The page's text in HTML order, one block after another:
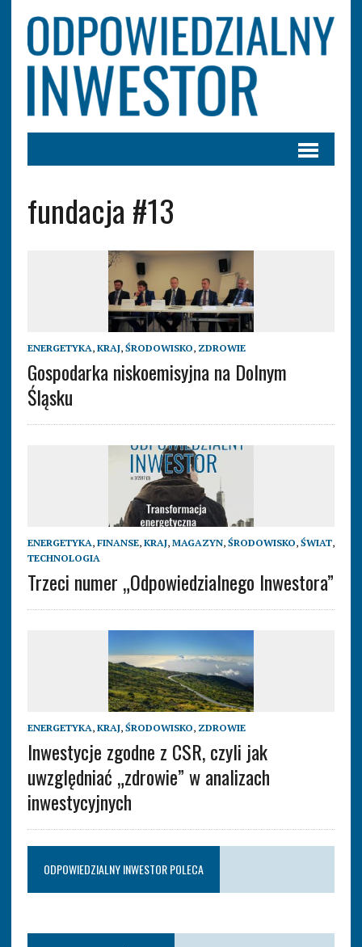
fundacja #13
ENERGETYKA, KRAJ, ŚRODOWISKO, ZDROWIE
Gospodarka niskoemisyjna na Dolnym
Śląsku
ENERGETYKA, FINANSE, KRAJ, MAGAZYN, ŚRODOWISKO, ŚWIAT,
TECHNOLOGIA
Trzeci numer „Odpowiedzialnego Inwestora”
ENERGETYKA, KRAJ, ŚRODOWISKO, ZDROWIE
Inwestycje zgodne z CSR, czyli jak
uwzględniać „zdrowie” w analizach
inwestycyjnych
ODPOWIEDZIALNY INWESTOR POLECA